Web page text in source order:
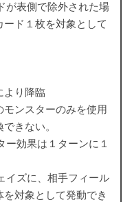
が表側で除外された場
ド１枚を対象として
より降臨
ンスターのみを使用
きない。
ー効果は１ターンに１
イズに、相手フィール
を対象として発動でき